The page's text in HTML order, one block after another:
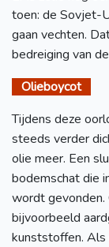
toen: de Sovjet-
gaan vechten.
bedreiging van
Olieboycot
Tijdens deze
steeds verder
olie meer. Een
bodemschat die
wordt gevonden.
bijvoorbeeld
kunststoffen. Als